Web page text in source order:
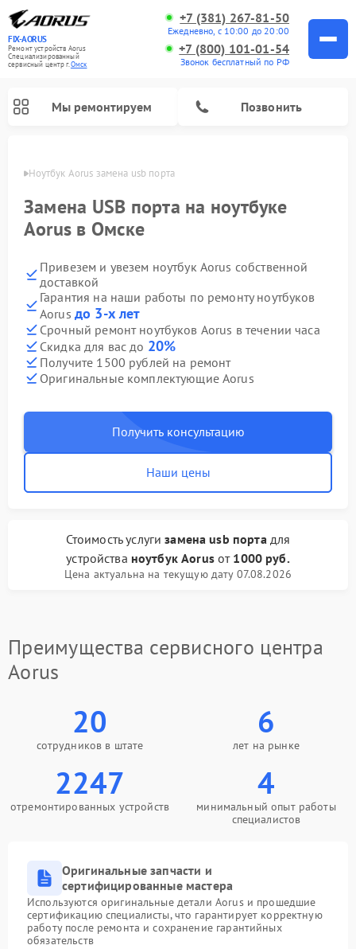
FIX-AORUS
Ремонт устройств Aorus
Специализированный
cервисный центр г.Омск
+7 (381) 267-81-50
Ежедневно, с 10:00 до 20:00
+7 (800) 101-01-54
Звонок бесплатный по РФ
Мы ремонтируем Позвонить
Ноутбук Aorus замена usb порта
Замена USB порта на ноутбуке
Aorus в Омске
Привезем и увезем ноутбук Aorus собственной
доставкой
Гарантия на наши работы по ремонту ноутбуков
Aorus до 3-х лет
Срочный ремонт ноутбуков Aorus в течении часа
Скидка для вас до 20%
Получите 1500 рублей на ремонт
Оригинальные комплектующие Aorus
Получить консультацию
Наши цены
Стоимость услугизамена usb портадля
устройства ноутбук Aorusот 1000 руб.
Цена актуальна на текущую дату 07.08.2026
Преимущества сервисного центра
Aorus
20
сотрудников в штате
6
лет на рынке
2247
отремонтированных устройств
4
минимальный опыт работы
специалистов
Оригинальные запчасти и
сертифицированные мастера
Используются оригинальные детали Aorus и прошедшие
сертификацию специалисты, что гарантирует корректную
работу после ремонта и сохранение гарантийных
обязательств